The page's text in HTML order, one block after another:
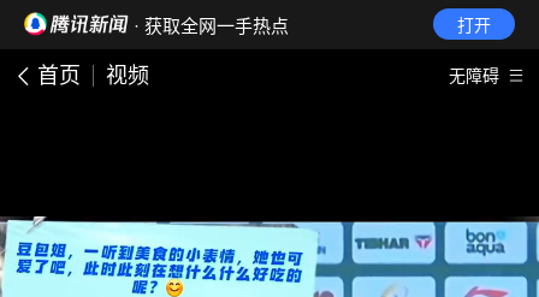
· 获取全网一手热点 打开
首页 视频 无障碍